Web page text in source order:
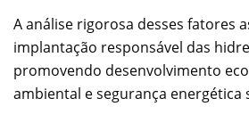
A análise rigorosa desses fatores
implantação responsável das
promovendo desenvolvimento
ambiental e segurança energética